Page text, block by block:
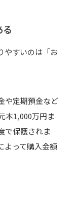
やすいのは「お
や定期預金など
本1,000万円ま
で保護されま
よって購入金額